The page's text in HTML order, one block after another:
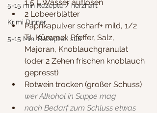
5-15 min Rezepte / herzhaft
Krimi Dinner
5-15 Min. Rezepte/ süß
1,5 L Wasser auflösen
2 Lobeerblätter
Paprikapulver scharf+ mild, 1/2
TL Kümmel, Pfeffer, Salz,
Majoran, Knoblauchgranulat
(oder 2 Zehen frischen knoblauch
gepresst)
Rotwein trocken (großer Schuss)
wer Alkohol in Suppe mag
nach Bedarf zum Schluss etwas